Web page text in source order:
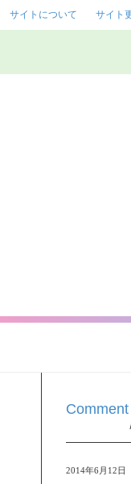
サイトについて サイト
Comment
2014年6月12日